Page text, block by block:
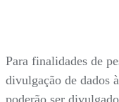
Para finalidades de
divulgação de dados